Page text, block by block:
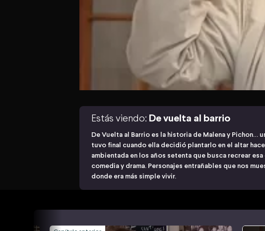
Estás viendo: De vuelta al barrio
De Vuelta al Barrio es la historia de Malena y Pichon…
tuvo final cuando ella decidió plantarlo en el altar
ambientada en los años setenta que busca recrear
comedia y drama. Personajes entrañables que nos
donde era más simple vivir.